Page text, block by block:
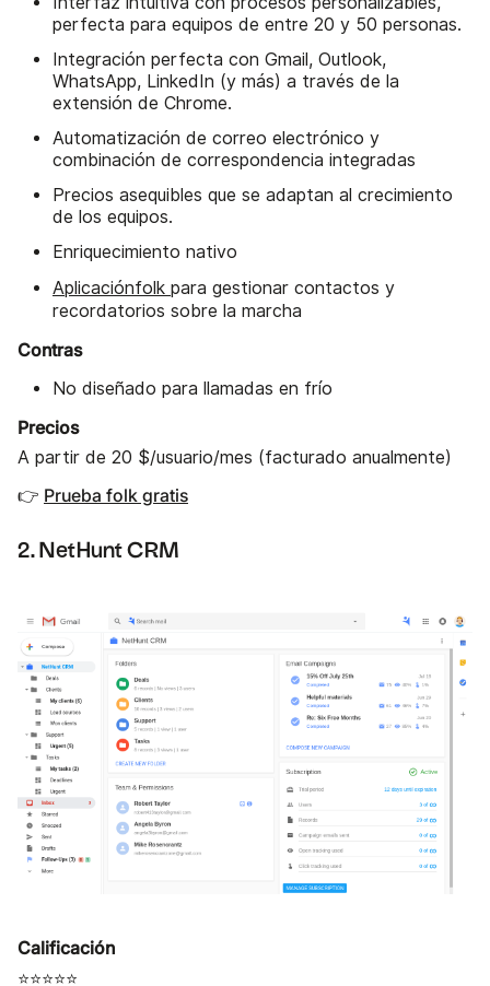
perfecta para equipos de entre 20 y 50 personas.
Integración perfecta con Gmail, Outlook,
WhatsApp, LinkedIn (y más) a través de la
extensión de Chrome.
Automatización de correo electrónico y
combinación de correspondencia integradas
Precios asequibles que se adaptan al crecimiento
de los equipos.
Enriquecimiento nativo
Aplicaciónfolk para gestionar contactos y
recordatorios sobre la marcha
Contras
No diseñado para llamadas en frío
Precios
A partir de 20 $/usuario/mes (facturado anualmente)
👉 Prueba folk gratis
2. NetHunt CRM
Calificación
⭐⭐⭐⭐⭐